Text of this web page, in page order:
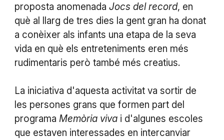
proposta anomenada Jocs del record, en
què al llarg de tres dies la gent gran ha donat
a conèixer als infants una etapa de la seva
vida en què els entreteniments eren més
rudimentaris però també més creatius.
La iniciativa d'aquesta activitat va sortir de
les persones grans que formen part del
programa Memòria vivai d'algunes escoles
que estaven interessades en intercanviar